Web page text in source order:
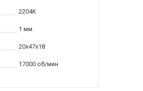
2204K
1 мм.
20x47x18
17000 об/мин